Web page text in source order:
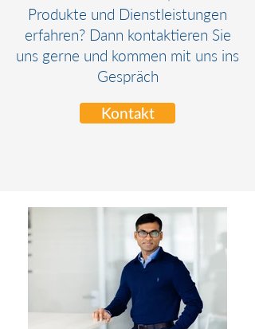
Produkte und Dienstleistungen
erfahren? Dann kontaktieren Sie
uns gerne und kommen mit uns ins
Gespräch
Kontakt